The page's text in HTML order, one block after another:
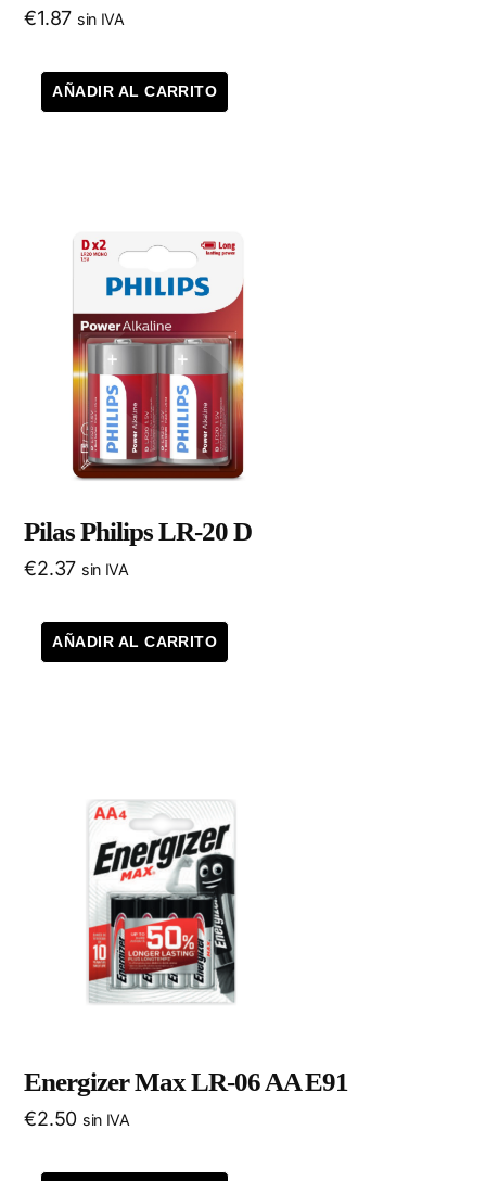
€1.87 sin IVA
AÑADIR AL CARRITO
Pilas Philips LR-20 D
€2.37 sin IVA
AÑADIR AL CARRITO
Energizer Max LR-06 AA E91
€2.50 sin IVA